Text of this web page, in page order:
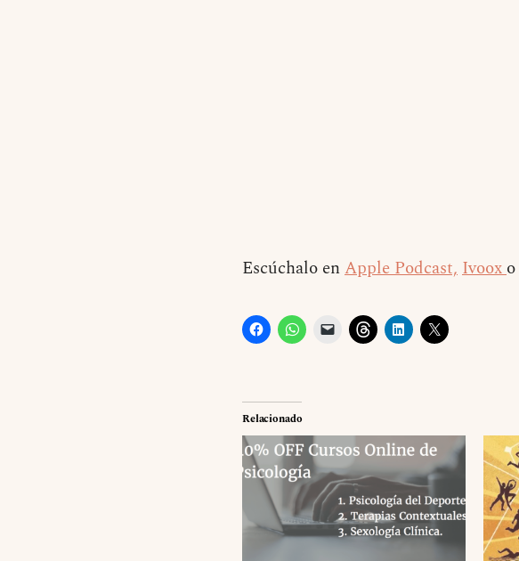
Escúchalo enApple Podcast,Ivooxo
Relacionado